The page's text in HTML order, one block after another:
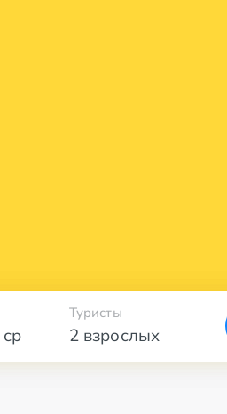
ср 2 взрослых
Туристы